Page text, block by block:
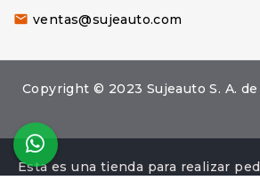
 ventas@sujeauto.com
Copyright © 2023 Sujeauto S. A.
Esta es una tienda para realizar